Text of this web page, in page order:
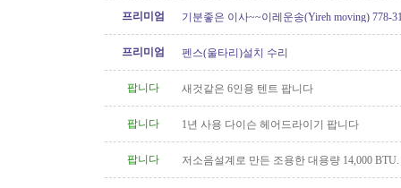
프리미엄 기분좋은 이사~~이레운송(Yireh moving) 778-
프리미엄 펜스(울타리)설치 수리
팝니다 새것같은 6인용 텐트 팝니다
팝니다 1년 사용 다이슨 헤어드라이기 팝니다
팝니다
저소음설계로 만든 조용한 대용량 14,000